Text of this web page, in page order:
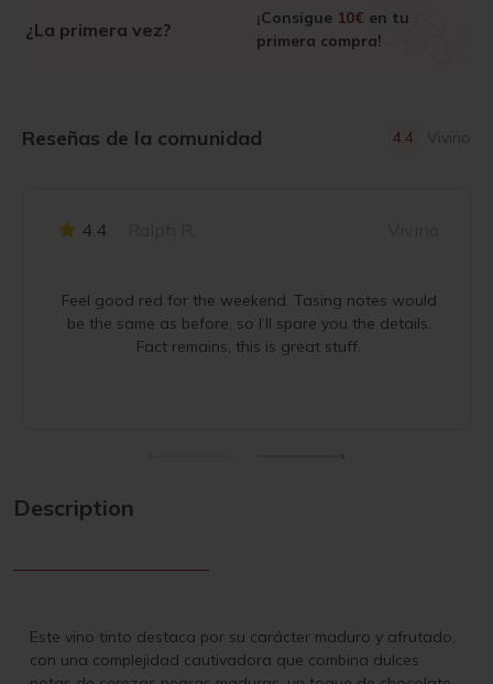
¿La primera vez?
¡Consigue 10€ en tu
primera compra!
Reseñas de la comunidad 4.4 Vivino
4.4
Feel good red for the weekend. Tasing notes would
be the same as before, so I‘ll spare you the details.
Fact remains, this is great stuff.
Description
Este vino tinto destaca por su carácter maduro y afrutado,
con una complejidad cautivadora que combina dulces